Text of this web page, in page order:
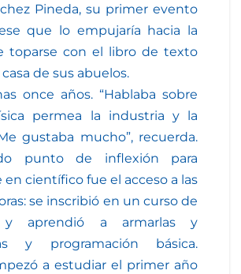
Pineda, su primer evento
que lo empujaría hacia la
toparse con el libro de texto
de sus abuelos.
once años. “Hablaba sobre
permea la industria y la
gustaba mucho”, recuerda.
punto de inflexión para
científico fue el acceso a las
se inscribió en un curso de
y aprendió a armarlas y
y programación básica.
a estudiar el primer año